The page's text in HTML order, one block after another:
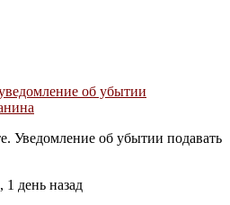
об убытии
Уведомление об убытии подавать
, 1 день назад